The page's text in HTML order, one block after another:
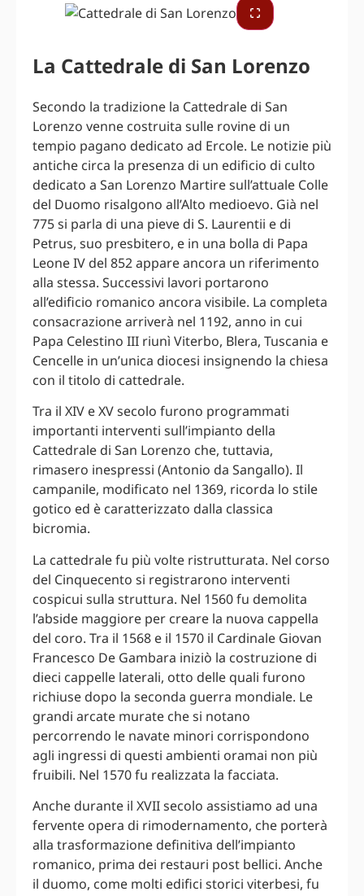
La Cattedrale di San Lorenzo
Secondo la tradizione la Cattedrale di San
Lorenzo venne costruita sulle rovine di un
tempio pagano dedicato ad Ercole. Le notizie più
antiche circa la presenza di un edificio di culto
dedicato a San Lorenzo Martire sull’attuale Colle
del Duomo risalgono all’Alto medioevo. Già nel
775 si parla di una pieve di S. Laurentii e di
Petrus, suo presbitero, e in una bolla di Papa
Leone IV del 852 appare ancora un riferimento
alla stessa. Successivi lavori portarono
all’edificio romanico ancora visibile. La completa
consacrazione arriverà nel 1192, anno in cui
Papa Celestino III riunì Viterbo, Blera, Tuscania e
Cencelle in un’unica diocesi insignendo la chiesa
con il titolo di cattedrale.
Tra il XIV e XV secolo furono programmati
importanti interventi sull’impianto della
Cattedrale di San Lorenzo che, tuttavia,
rimasero inespressi (Antonio da Sangallo). Il
campanile, modificato nel 1369, ricorda lo stile
gotico ed è caratterizzato dalla classica
bicromia.
La cattedrale fu più volte ristrutturata. Nel corso
del Cinquecento si registrarono interventi
cospicui sulla struttura. Nel 1560 fu demolita
l’abside maggiore per creare la nuova cappella
del coro. Tra il 1568 e il 1570 il Cardinale Giovan
Francesco De Gambara iniziò la costruzione di
dieci cappelle laterali, otto delle quali furono
richiuse dopo la seconda guerra mondiale. Le
grandi arcate murate che si notano
percorrendo le navate minori corrispondono
agli ingressi di questi ambienti oramai non più
fruibili. Nel 1570 fu realizzata la facciata.
Anche durante il XVII secolo assistiamo ad una
fervente opera di rimodernamento, che porterà
alla trasformazione definitiva dell’impianto
romanico, prima dei restauri post bellici. Anche
il duomo, come molti edifici storici viterbesi, fu